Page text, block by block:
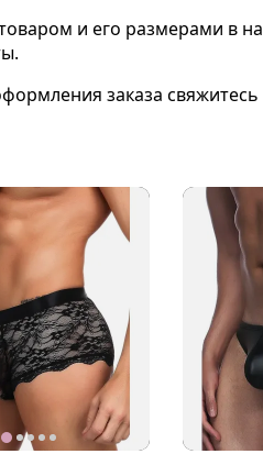
и его размерами в
заказа